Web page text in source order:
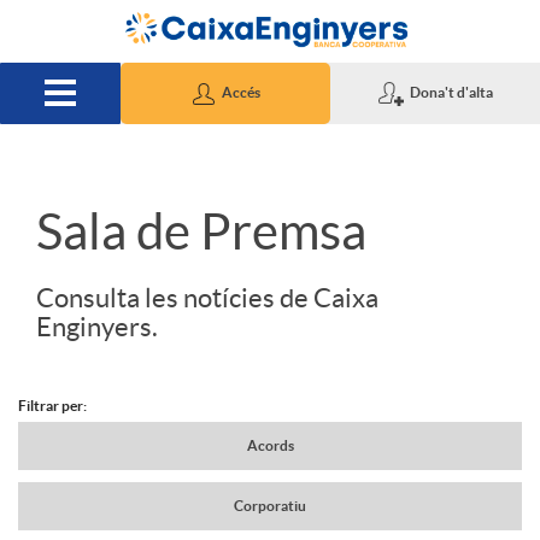
Salta al contingut principal
Accés Dona't d'alta
S
d
Sala de Premsa
Consulta les notícies de Caixa
Enginyers.
N
Filtrar per:
Acords
Corporatiu